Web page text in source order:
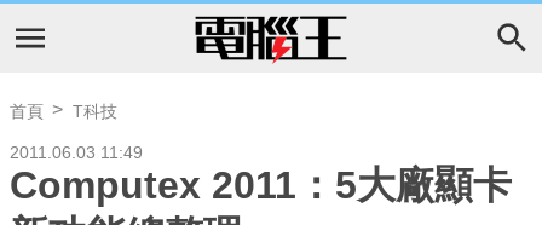
首頁 T科技
2011.06.03 11:49
Computex 2011：5大廠顯卡